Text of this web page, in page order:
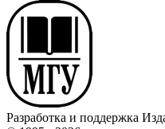
Разработка и поддержка